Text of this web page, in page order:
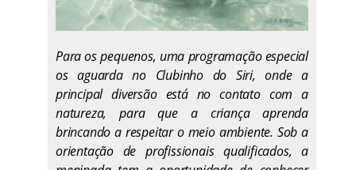
Para os pequenos, uma programação especial
os aguarda no Clubinho do Siri, onde a
principal diversão está no contato com a
natureza, para que a criança aprenda
brincando a respeitar o meio ambiente. Sob a
orientação de profissionais qualificados, a